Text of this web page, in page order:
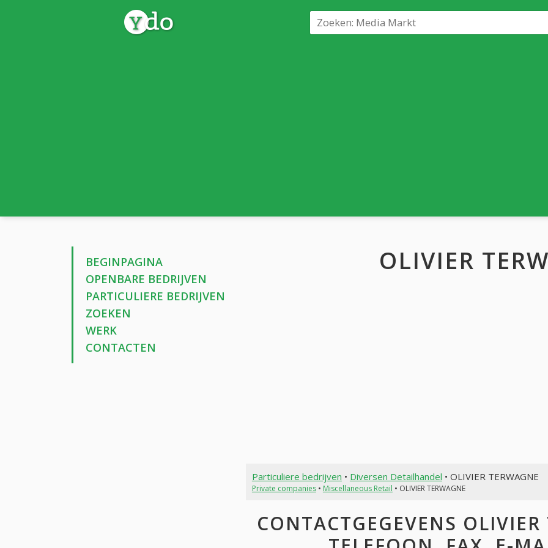
BEGINPAGINA
OPENBARE BEDRIJVEN
PARTICULIERE BEDRIJVEN
ZOEKEN
WERK
CONTACTEN
OLIVIER
Particuliere bedrijven • Diversen Detailhandel • OLIVIER TERWAGNE
Private companies• Miscellaneous Retail • OLIVIER TERWAGNE
CONTACTGEGEVENS